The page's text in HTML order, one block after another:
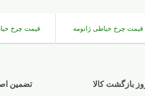
قیمت چرخ خیاطی ژانومه قیمت چرخ
تضمین